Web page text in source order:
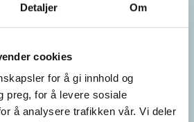
Detaljer Om
cookies
for å gi innhold og
preg, for å levere sosiale
å analysere trafikken vår. Vi deler